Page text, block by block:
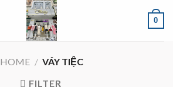
0
HOME / VÁY TIỆC
FILTER